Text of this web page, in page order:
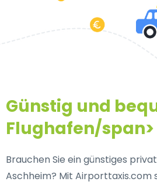
Günstig und
Flughafen/span>
Brauchen Sie eingünstiges
Aschheim? Mit Airporttaxis.com